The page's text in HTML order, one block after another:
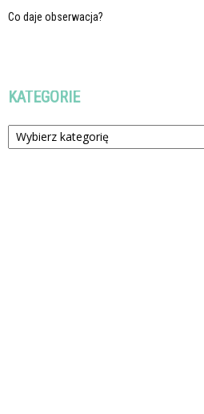
Co daje obserwacja?
KATEGORIE
Kategorie